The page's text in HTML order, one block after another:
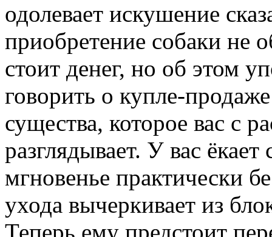
одолевает искушение
приобретение собаки не
стоит денег, но об этом
говорить о купле-
существа, которое вас с
разглядывает. У вас
мгновенье практически
ухода вычеркивает из